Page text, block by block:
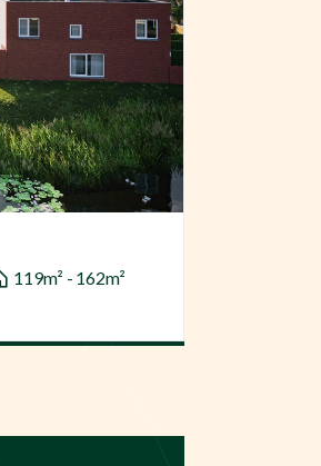
119m² - 162m²